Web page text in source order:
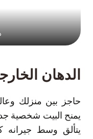
الدهان
حاجز بين منزلك
يمنح البيت شخصية
يتألق وسط جيرانه